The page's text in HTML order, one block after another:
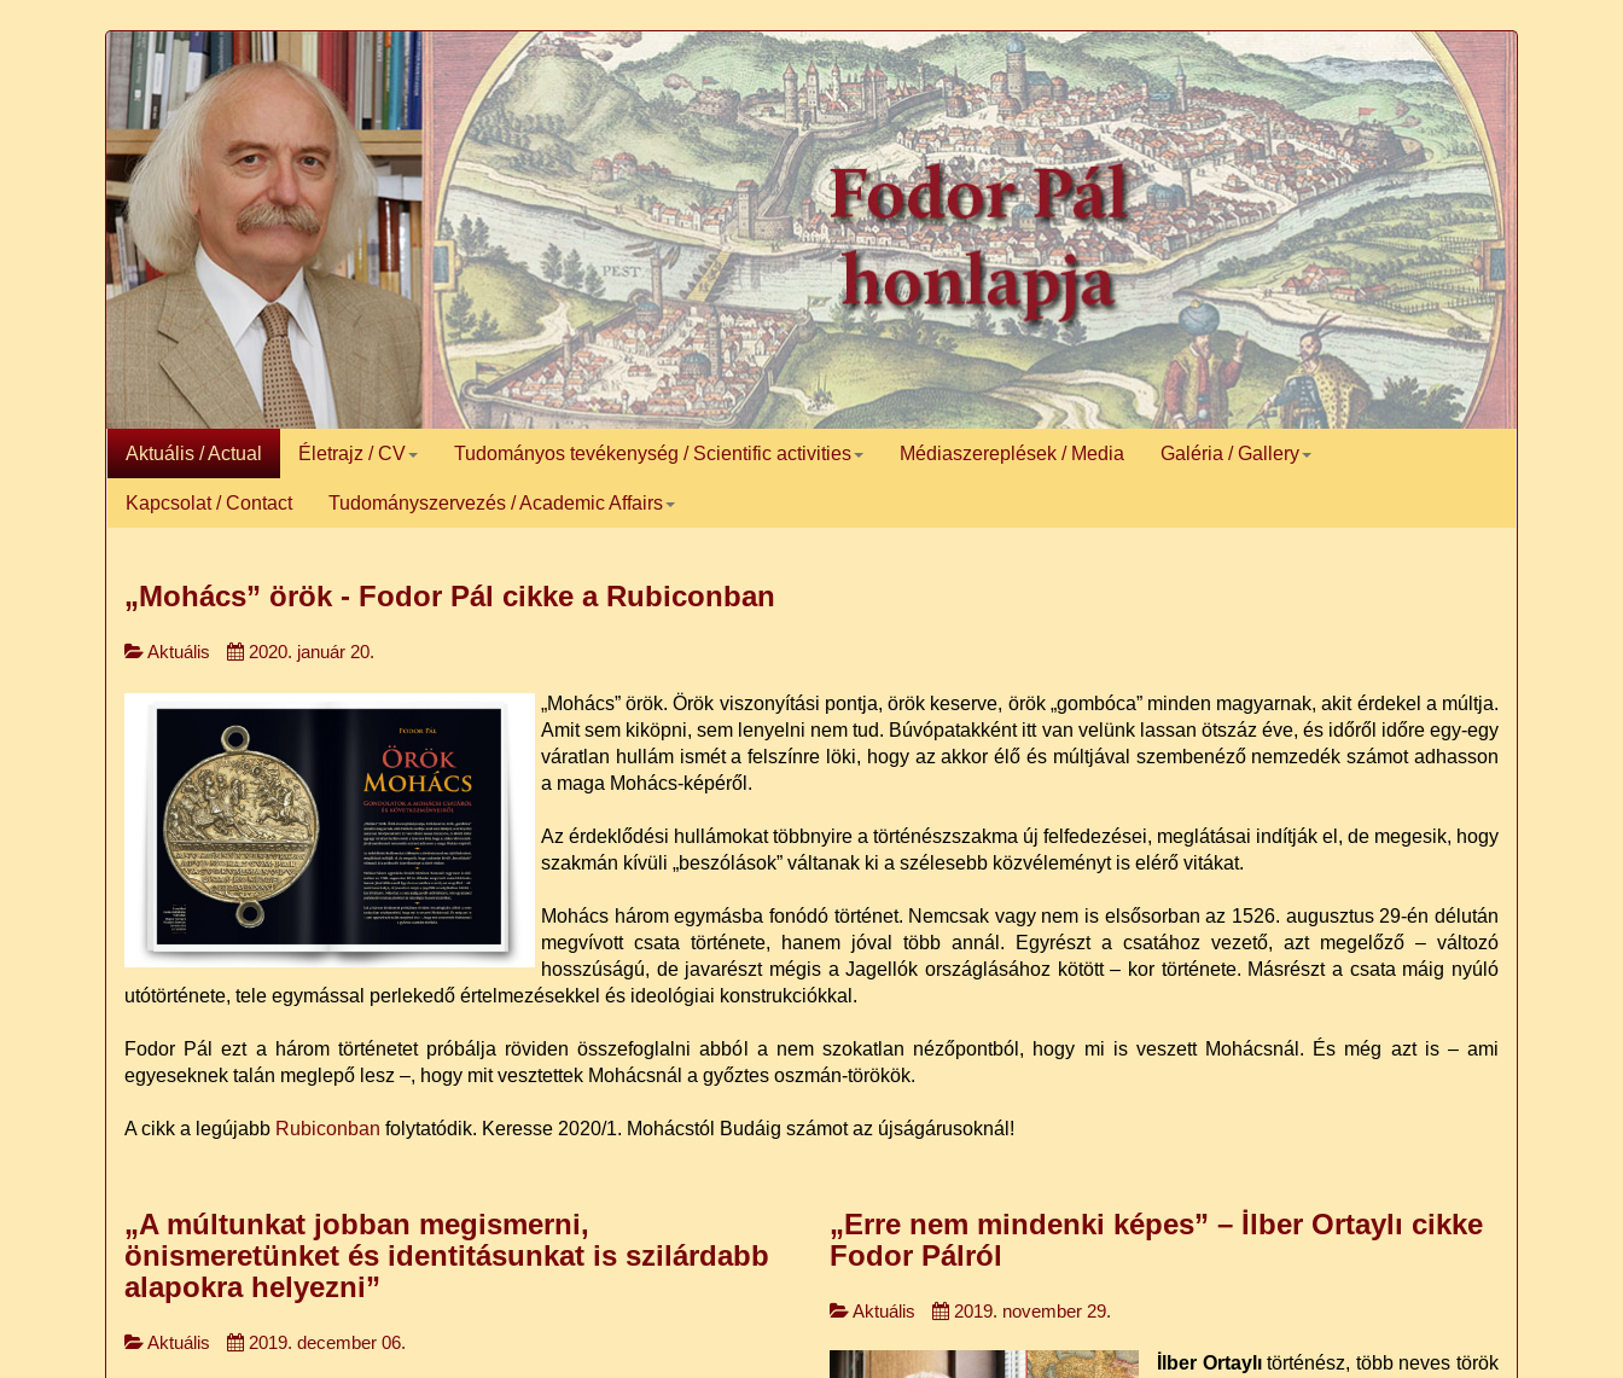
Aktuális / Actual Életrajz / CV Tudományos tevékenység / Scientific activities Médiaszereplések / Media Galéria / Gallery
Kapcsolat / Contact Tudományszervezés / Academic Affairs
„Mohács” örök - Fodor Pál cikke a Rubiconban
Aktuális 2020. január 20.
„Mohács” örök. Örök viszonyítási pontja, örök keserve, örök „gombóca” minden magyarnak, akit érdekel a múltja.
Amit sem kiköpni, sem lenyelni nem tud. Búvópatakként itt van velünk lassan ötszáz éve, és időről időre egy-egy
váratlan hullám ismét a felszínre löki, hogy az akkor élő és múltjával szembenéző nemzedék számot adhasson
a maga Mohács-képéről.
Az érdeklődési hullámokat többnyire a történészszakma új felfedezései, meglátásai indítják el, de megesik, hogy
szakmán kívüli „beszólások” váltanak ki a szélesebb közvéleményt is elérő vitákat.
Mohács három egymásba fonódó történet. Nemcsak vagy nem is elsősorban az 1526. augusztus 29-én délután
megvívott csata története, hanem jóval több annál. Egyrészt a csatához vezető, azt megelőző – változó
hosszúságú, de javarészt mégis a Jagellók országlásához kötött – kor története. Másrészt a csata máig nyúló
utótörténete, tele egymással perlekedő értelmezésekkel és ideológiai konstrukciókkal.
Fodor Pál ezt a három történetet próbálja röviden összefoglalni abból a nem szokatlan nézőpontból, hogy mi is veszett Mohácsnál. És még azt is – ami
egyeseknek talán meglepő lesz –, hogy mit vesztettek Mohácsnál a győztes oszmán-törökök.
A cikk a legújabb Rubiconban folytatódik. Keresse 2020/1. Mohácstól Budáig számot az újságárusoknál!
„A múltunkat jobban megismerni,
önismeretünket és identitásunkat is szilárdabb
alapokra helyezni”
Aktuális 2019. december 06.
„Erre nem mindenki képes” – İlber Ortaylı cikke
Fodor Pálról
Aktuális 2019. november 29.
İlber Ortaylıtörténész, több neves török